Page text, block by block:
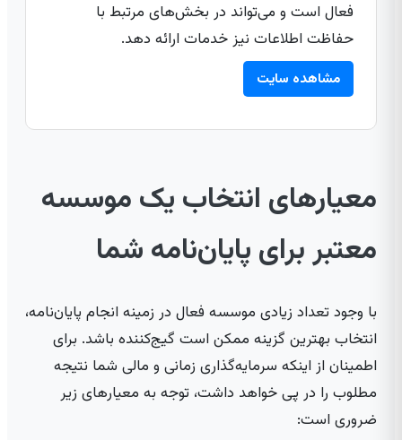
فعال است و می‌تواند در بخش‌های مرتبط با
حفاظت اطلاعات نیز خدمات ارائه دهد.
مشاهده سایت
معیارهای انتخاب یک موسسه
معتبر برای پایان‌نامه شما
با وجود تعداد زیادی موسسه فعال در زمینه انجام پایان‌نامه،
انتخاب بهترین گزینه ممکن است گیج‌کننده باشد. برای
اطمینان از اینکه سرمایه‌گذاری زمانی و مالی شما نتیجه
مطلوب را در پی خواهد داشت، توجه به معیارهای زیر
ضروری است: